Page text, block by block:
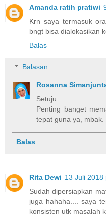
Amanda ratih pratiwi
Krn saya termasuk
bngt bisa dialokasikan
Balas
Balasan
Rosanna
Setuju.
Penting banget
tepat guna ya, mbak.
Balas
Rita Dewi 13 Juli 2018
Sudah dipersiapkan
juga hahaha.... saya
konsisten utk masalah